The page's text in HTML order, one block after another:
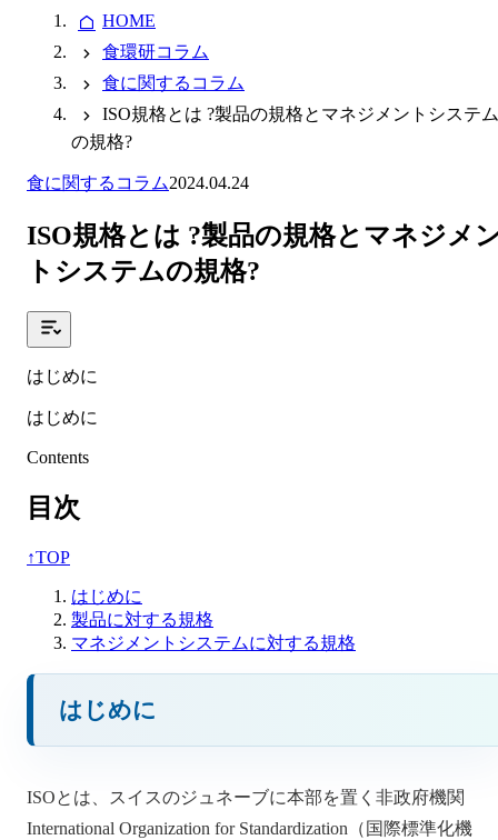
HOME
食環研コラム
食に関するコラム
ISO規格とは ?製品の規格とマネジメントシステム
の規格?
食に関するコラム2024.04.24
ISO規格とは ?製品の規格とマネジメ
トシステムの規格?
はじめに
はじめに
Contents
目次
↑TOP
はじめに
製品に対する規格
マネジメントシステムに対する規格
はじめに
ISOとは、スイスのジュネーブに本部を置く非政府機関
International Organization for Standardization（国際標準化機